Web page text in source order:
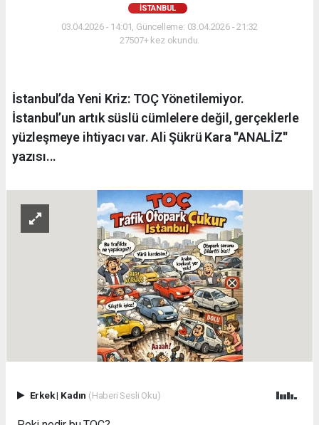
İSTANBUL
03.04.2026 - 14:01, Güncelleme: 03.04.2026 - 21:32
27507+ kez okundu.
İstanbul’da Yeni Kriz: TOÇ Yönetilemiyor.
İstanbul’un artık süslü cümlelere değil, gerçeklerle
yüzleşmeye ihtiyacı var. Ali Şükrü Kara ''ANALİZ''
yazısı...
Erkek| Kadın (Haberi Sesli Oku)